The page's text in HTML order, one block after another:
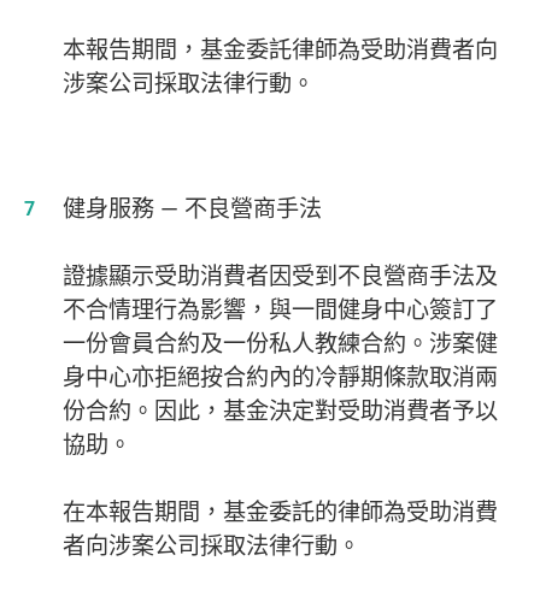
本報告期間，基金委託律師為受助消費者向
涉案公司採取法律行動。
健身服務 — 不良營商手法
證據顯示受助消費者因受到不良營商手法及
不合情理行為影響，與一間健身中心簽訂了
一份會員合約及一份私人教練合約。涉案健
身中心亦拒絕按合約內的冷靜期條款取消兩
份合約。因此，基金決定對受助消費者予以
協助。
在本報告期間，基金委託的律師為受助消費
者向涉案公司採取法律行動。